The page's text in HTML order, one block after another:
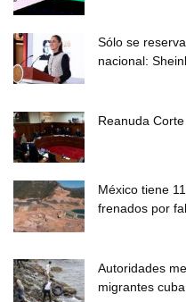
Sólo se
nacional:
Reanuda
México tiene
frenados por
Autoridades
migrantes